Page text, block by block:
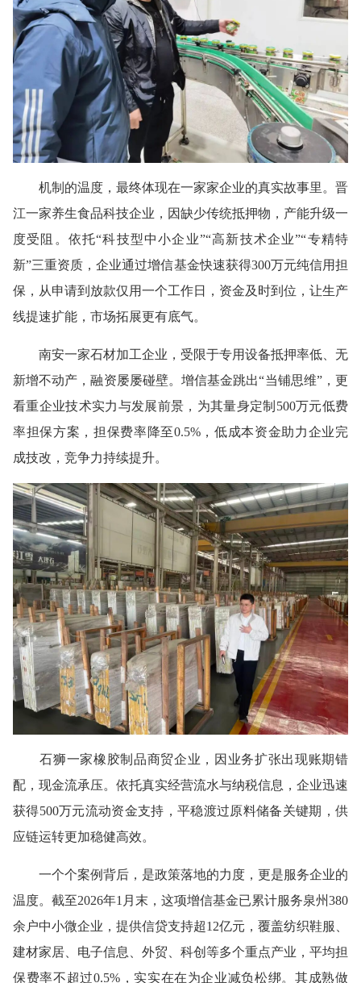
机制的温度，最终体现在一家家企业的真实故事里。晋
江一家养生食品科技企业，因缺少传统抵押物，产能升级一
度受阻。依托“科技型中小企业”“高新技术企业”“专精特
新”三重资质，企业通过增信基金快速获得300万元纯信用担
保，从申请到放款仅用一个工作日，资金及时到位，让生产
线提速扩能，市场拓展更有底气。
南安一家石材加工企业，受限于专用设备抵押率低、无
新增不动产，融资屡屡碰壁。增信基金跳出“当铺思维”，更
看重企业技术实力与发展前景，为其量身定制500万元低费
率担保方案，担保费率降至0.5%，低成本资金助力企业完
成技改，竞争力持续提升。
石狮一家橡胶制品商贸企业，因业务扩张出现账期错
配，现金流承压。依托真实经营流水与纳税信息，企业迅速
获得500万元流动资金支持，平稳渡过原料储备关键期，供
应链运转更加稳健高效。
一个个案例背后，是政策落地的力度，更是服务企业的
温度。截至2026年1月末，这项增信基金已累计服务泉州380
余户中小微企业，提供信贷支持超12亿元，覆盖纺织鞋服、
建材家居、电子信息、外贸、科创等多个重点产业，平均担
保费率不超过0.5%，实实在在为企业减负松绑。其成熟做